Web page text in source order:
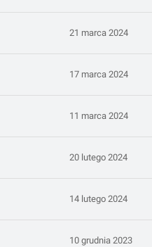
21 marca 2024
17 marca 2024
11 marca 2024
20 lutego 2024
14 lutego 2024
10 grudnia 2023